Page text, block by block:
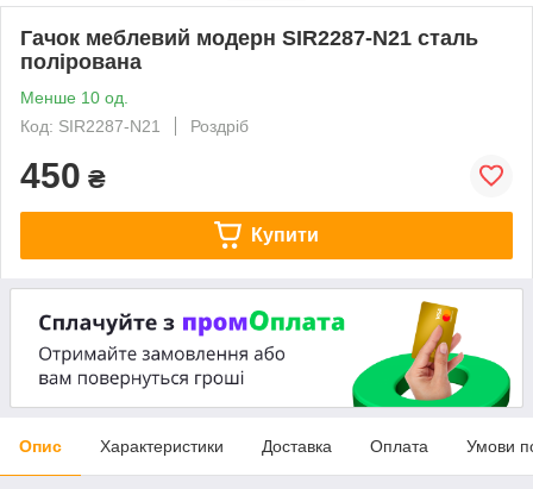
Гачок меблевий модерн SIR2287-N21 сталь
полірована
Менше 10 од.
Код: SIR2287-N21
Роздріб
450 ₴
Купити
Опис Характеристики Доставка Оплата Умови